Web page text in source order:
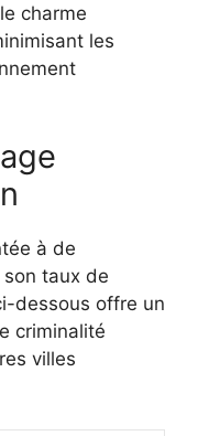
charme
les
à de
taux de
dessous offre un
criminalité
villes